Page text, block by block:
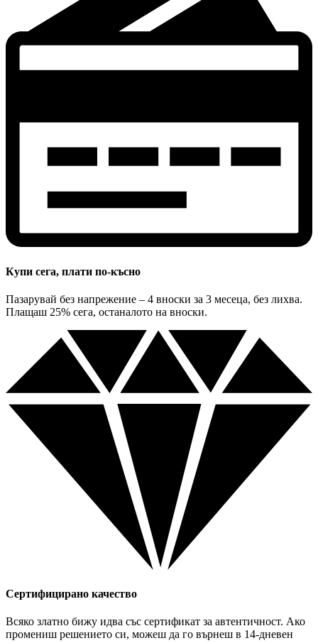
Купи сега, плати по-късно
Пазарувай без напрежение – 4 вноски за 3 месеца, без лихва.
Плащаш 25% сега, останалото на вноски.
Сертифицирано качество
Всяко златно бижу идва със сертификат за автентичност. Ако
промениш решението си, можеш да го върнеш в 14-дневен